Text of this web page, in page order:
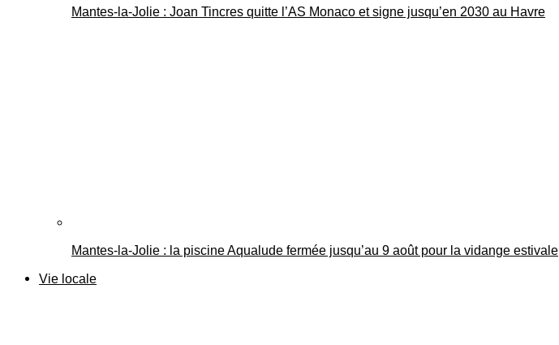
Mantes-la-Jolie : Joan Tincres quitte l’AS Monaco et signe jusqu’en 2030 au Havre
Mantes-la-Jolie : la piscine Aqualude fermée jusqu’au 9 août pour la vidange estivale
Vie locale